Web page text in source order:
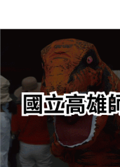
轉
要
內
容